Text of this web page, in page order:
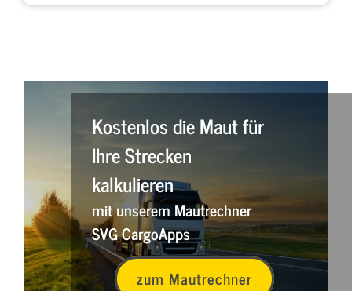
Kostenlos die Maut für
Ihre Strecken
kalkulieren
mit unserem Mautrechner
SVG CargoApps
zum Mautrechner